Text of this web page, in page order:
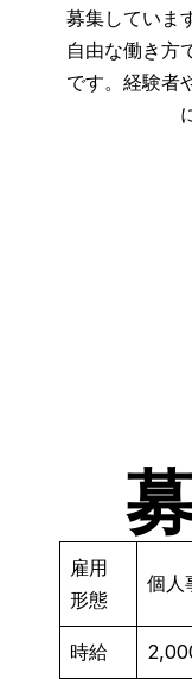
募集していま
自由な働き方
です。経験者
雇用
形態
個人
時給